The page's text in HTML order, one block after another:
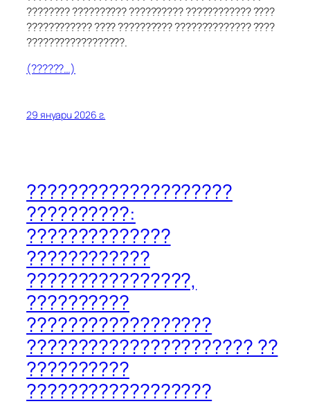
???????? ?????????? ?????????? ???????????? ????
???????????? ???? ?????????? ?????????????? ????
??????????????????.
(??????…)
29 януари 2026 г.
????????????????????
??????????:
??????????????
????????????
????????????????,
??????????
??????????????????
?????????????????????? ??
??????????
??????????????????